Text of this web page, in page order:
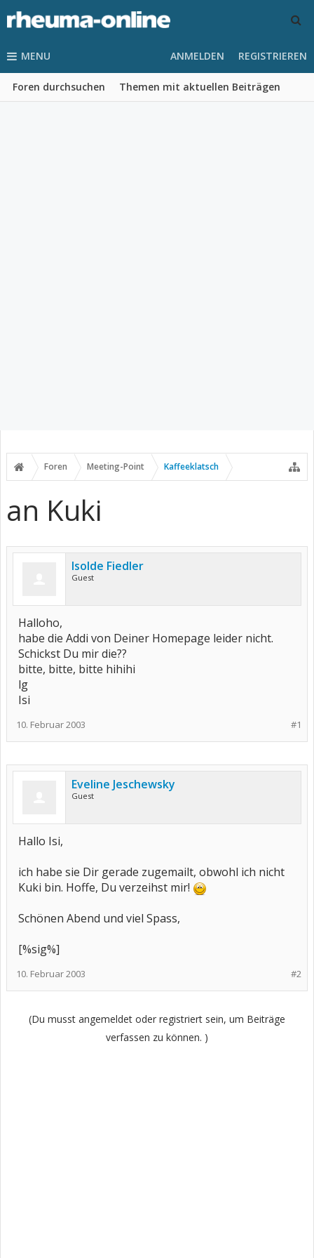
MENU
Foren durchsuchen Themen mit aktuellen Beiträgen
ANMELDEN REGISTRIEREN
Foren Meeting-Point Kaffeeklatsch
an Kuki
Isolde Fiedler
Guest
Halloho,
habe die Addi von Deiner Homepage leider nicht.
Schickst Du mir die??
bitte, bitte, bitte hihihi
lg
Isi
#1
10. Februar 2003
Eveline Jeschewsky
Guest
Hallo Isi,
ich habe sie Dir gerade zugemailt, obwohl ich nicht
Kuki bin. Hoffe, Du verzeihst mir!
Schönen Abend und viel Spass,
[%sig%]
#2
10. Februar 2003
(Du musst angemeldet oder registriert sein, um Beiträge
verfassen zu können. )